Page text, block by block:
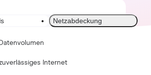
Netzabdeckung
Internet